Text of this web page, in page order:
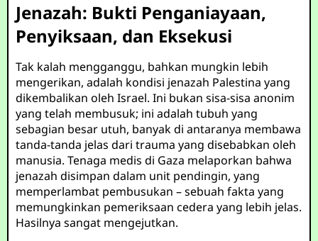
Jenazah: Bukti Penganiayaan,
Penyiksaan, dan Eksekusi
Tak kalah mengganggu, bahkan mungkin lebih
mengerikan, adalah kondisi jenazah Palestina yang
dikembalikan oleh Israel. Ini bukan sisa-sisa anonim
yang telah membusuk; ini adalah tubuh yang
sebagian besar utuh, banyak di antaranya membawa
tanda-tanda jelas dari trauma yang disebabkan oleh
manusia. Tenaga medis di Gaza melaporkan bahwa
jenazah disimpan dalam unit pendingin, yang
memperlambat pembusukan – sebuah fakta yang
memungkinkan pemeriksaan cedera yang lebih jelas.
Hasilnya sangat mengejutkan.